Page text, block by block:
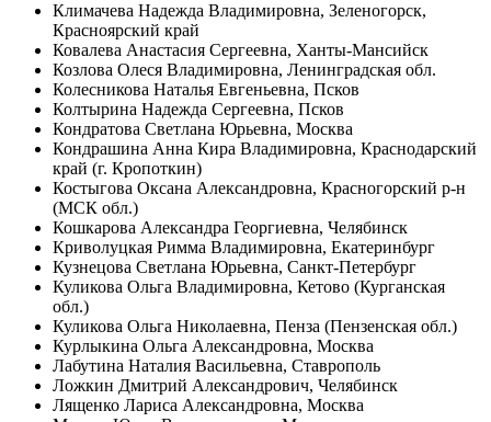
Климачева Надежда Владимировна, Зеленогорск,
Красноярский край
Ковалева Анастасия Сергеевна, Ханты-Мансийск
Козлова Олеся Владимировна, Ленинградская обл.
Колесникова Наталья Евгеньевна, Псков
Колтырина Надежда Сергеевна, Псков
Кондратова Светлана Юрьевна, Москва
Кондрашина Анна Кира Владимировна, Краснодарский
край (г. Кропоткин)
Костыгова Оксана Александровна, Красногорский р-н
(МСК обл.)
Кошкарова Александра Георгиевна, Челябинск
Криволуцкая Римма Владимировна, Екатеринбург
Кузнецова Светлана Юрьевна, Санкт-Петербург
Куликова Ольга Владимировна, Кетово (Курганская
обл.)
Куликова Ольга Николаевна, Пенза (Пензенская обл.)
Курлыкина Ольга Александровна, Москва
Лабутина Наталия Васильевна, Ставрополь
Ложкин Дмитрий Александрович, Челябинск
Лященко Лариса Александровна, Москва